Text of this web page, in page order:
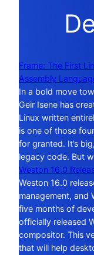
Frame: The First
Assembly
In a bold move
Geir Isene has
Linux written
is one of those
for granted. It’s
legacy code. But
Weston 16.0
Weston 16.0
management,
five months of
officially released
compositor. This
that will help